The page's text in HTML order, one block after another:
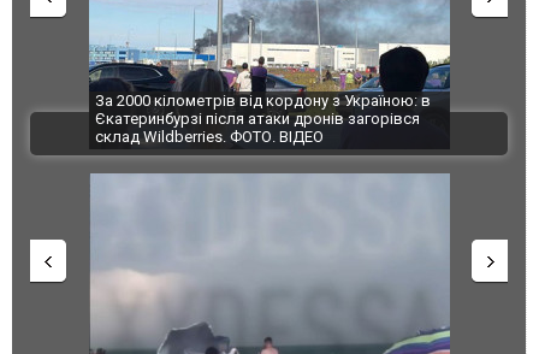
За 2000 кілометрів від кордону з Україною: в
Єкатеринбурзі після атаки дронів загорівся
склад Wildberries. ФОТО. ВІДЕО
"Мої
ВІДЕО